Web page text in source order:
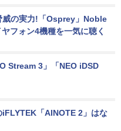
威の実力!「Osprey」Noble
フォン4機種を一気に聴く
Stream 3」「NEO iDSD
「AINOTE 2」はな